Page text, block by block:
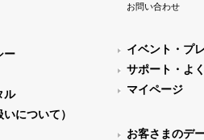
ー
ル
について）
お問い合わせ
イベント・プ
サポート・よ
マイページ
お客さまのデ